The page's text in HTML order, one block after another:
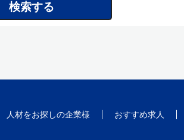
人材をお探しの企業様 おすすめ求人